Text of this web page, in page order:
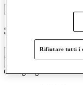
Swarovski
Orologi e gioielli
Rifiutare tutti i